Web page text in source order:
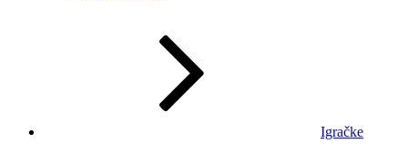
Igračke